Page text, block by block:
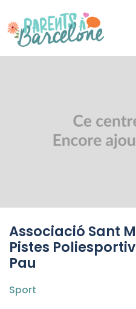
Associació Sant
Pistes
Pau
Sport